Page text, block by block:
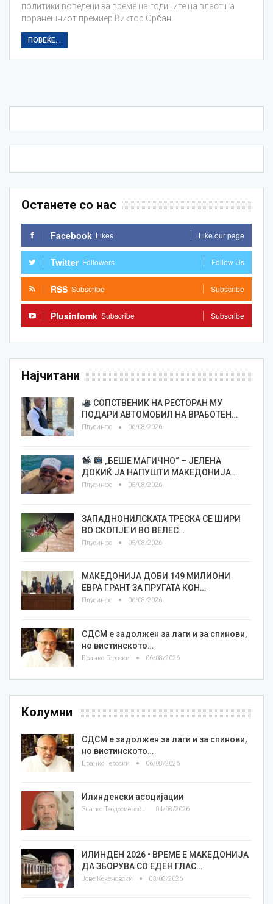
политики воведени за време на годините на власт на
поранешниот премиер Виктор Орбан.
ПОВЕЌЕ...
Останете со нас
Facebook Likes Like our page
Twitter Followers Follow Us
RSS Subscribe Subscribe
Plusinfomk Subscribe Subscribe
Најчитани
СОПСТВЕНИК НА РЕСТОРАН МУ
ПОДАРИ АВТОМОБИЛ НА ВРАБОТЕН…
Плусинфо 06/08/2026
„БЕШЕ МАГИЧНО“ – ЈЕЛЕНА
ДОКИЌ ЈА НАПУШТИ МАКЕДОНИЈА…
Плусинфо 05/08/2026
ЗАПАДНОНИЛСКАТА ТРЕСКА СЕ ШИРИ
ВО СКОПЈЕ И ВО ВЕЛЕС…
Плусинфо 05/08/2026
МАКЕДОНИЈА ДОБИ 149 МИЛИОНИ
ЕВРА ГРАНТ ЗА ПРУГАТА КОН…
Плусинфо 06/08/2026
СДСМ е задолжен за лаги и за спинови,
но вистинското…
Бранко Героски 06/08/2026
Колумни
СДСМ е задолжен за лаги и за спинови,
но вистинското…
Бранко Героски 06/08/2026
Илинденски асоцијации
Златко Теодосиевски 04/08/2026
ИЛИНДЕН 2026 • ВРЕМЕ Е МАКЕДОНИЈА
ДА ЗБОРУВА СО ЕДЕН ГЛАС…
Јове Кекеновски 03/08/2026